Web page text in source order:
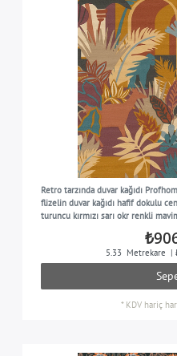
Retro tarzında duvar kağıdı
flizelin duvar kağıdı hafif dokulu
turuncu kırmızı sarı okr renkli
5.33 Metrekare |
* KDV hariç